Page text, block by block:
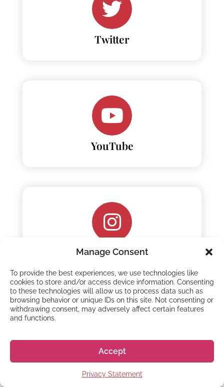
Manage Consent
To provide the best experiences, we use technologies like
cookies to store and/or access device information. Consenting
to these technologies will allow us to process data such as
browsing behavior or unique IDs on this site. Not consenting or
withdrawing consent, may adversely affect certain features
and functions.
Accept
Privacy Statement
Twitter
YouTube
Instagram
TikTok